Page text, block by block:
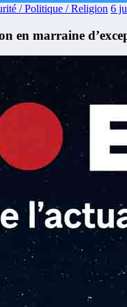
/ Politique / Religion 6
en marraine